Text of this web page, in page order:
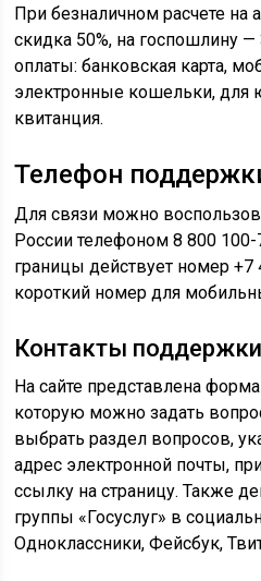
При безналичном расчете на
скидка 50%, на госпошлину
оплаты: банковская карта,
электронные кошельки, для
квитанция.
Телефон
Для связи можно
России телефоном 8 800
границы действует номер
короткий номер для
Контакты поддержки
На сайте представлена
которую можно задать
выбрать раздел вопросов,
адрес электронной почты,
ссылку на страницу. Также
группы «Госуслуг» в
Одноклассники, Фейсбук,